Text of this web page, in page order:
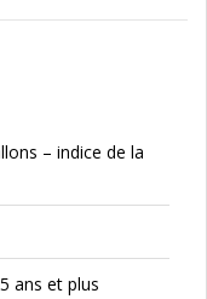
– indice de la
ans et plus